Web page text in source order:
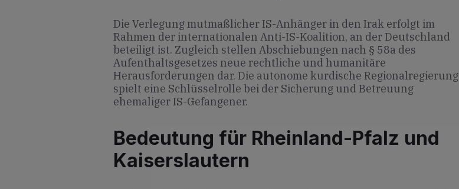
Die Verlegung mutmaßlicher IS-Anhänger in den Irak erfolgt im
Rahmen der internationalen Anti-IS-Koalition, an der Deutschland
beteiligt ist. Zugleich stellen Abschiebungen nach § 58a des
Aufenthaltsgesetzes neue rechtliche und humanitäre
Herausforderungen dar. Die autonome kurdische Regionalregierung
spielt eine Schlüsselrolle bei der Sicherung und Betreuung
ehemaliger IS-Gefangener.
Bedeutung für Rheinland-Pfalz und
Kaiserslautern